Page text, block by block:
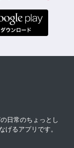
日常のちょっとし
げるアプリです。